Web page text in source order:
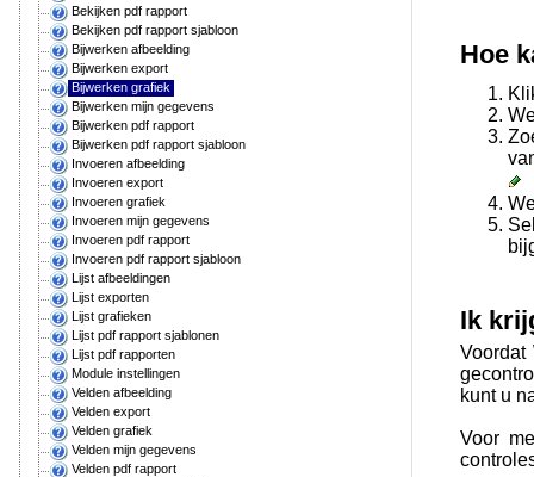
Bekijken pdf rapport
Bekijken pdf rapport sjabloon
Bijwerken afbeelding
Bijwerken export
Bijwerken grafiek
Bijwerken mijn gegevens
Bijwerken pdf rapport
Bijwerken pdf rapport sjabloon
Invoeren afbeelding
Invoeren export
Invoeren grafiek
Invoeren mijn gegevens
Invoeren pdf rapport
Invoeren pdf rapport sjabloon
Lijst afbeeldingen
Lijst exporten
Lijst grafieken
Lijst pdf rapport sjablonen
Lijst pdf rapporten
Module instellingen
Velden afbeelding
Velden export
Velden grafiek
Velden mijn gegevens
Velden pdf rapport
Hoe
Ik
Voordat
kunt u
Voor